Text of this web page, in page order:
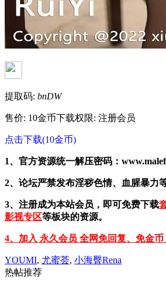
提取码: bnDW
售价: 10金币下载权限: 注册会员
点击下载(10金币)
1、官方资源统一解压密码：
2、论坛严禁发布淫秽色情、血腥暴力
3、注册成为本站会员，即可免费下载
影视专区等板块的资源。
4、加入 永久会员 全网免回复、免金币
YOUMI, 尤蜜荟, 小海臀Rena
热帖推荐